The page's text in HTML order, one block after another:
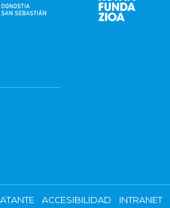
ACCESIBILIDAD INTRANET